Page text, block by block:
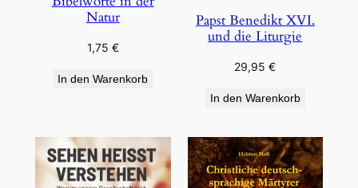
Natur
1,75 €
In den Warenkorb
Papst Benedikt XVI.
und die Liturgie
29,95€
In den Warenkorb